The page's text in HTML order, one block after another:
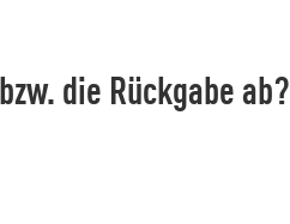
die Rückgabe ab?